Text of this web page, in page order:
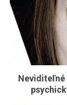
Neviditeľné